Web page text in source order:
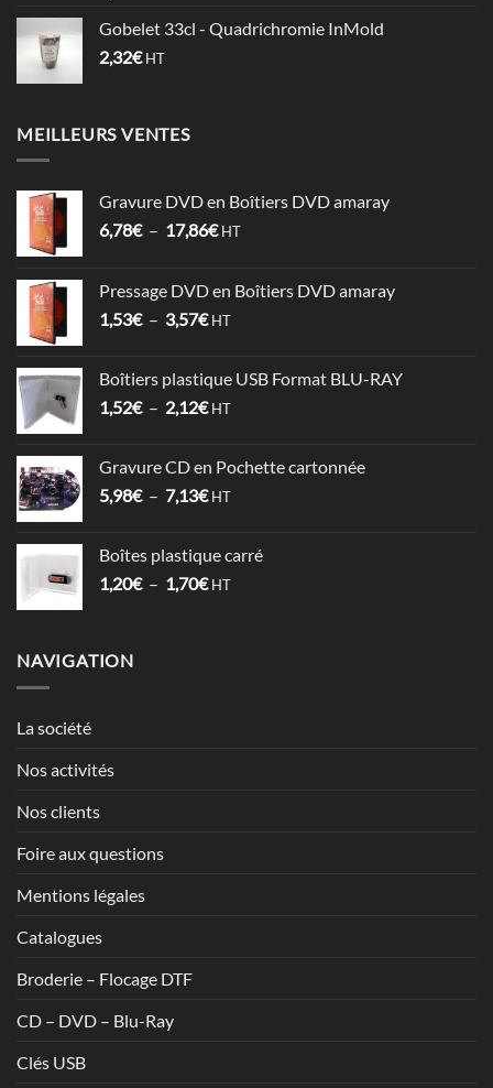
Gobelet 33cl - Quadrichromie InMold
2,32€ HT
MEILLEURS VENTES
Gravure DVD en Boîtiers DVD amaray
6,78€ – 17,86€Plage
6,78€
à
HT
Pressage DVD en Boîtiers DVD amaray
1,53€ – 3,57€Plage
1,53€
à
HT
Boîtiers plastique USB Format BLU-RAY
1,52€ – 2,12€Plage
1,52€
à
HT
Gravure CD en Pochette cartonnée
5,98€ – 7,13€Plage
5,98€
à
HT
Boîtes plastique carré
1,20€ – 1,70€Plage
HT
NAVIGATION
La société
Nos activités
Nos clients
Foire aux questions
Mentions légales
Catalogues
Broderie – Flocage DTF
CD – DVD – Blu-Ray
Clés USB